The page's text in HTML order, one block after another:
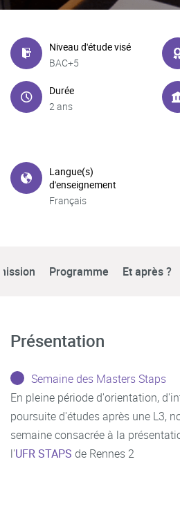
Niveau d'étude visé
BAC+5
Durée
2 ans
Langue(s)
d'enseignement
Français
Programme Et après ?
Présentation
Semaine des Masters Staps
En pleine période d'orientation,
poursuite d'études après une L3,
semaine consacrée à la
l'UFR STAPS de Rennes 2